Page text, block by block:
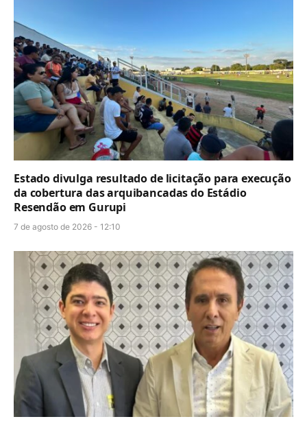
Estado divulga resultado de licitação para execução
da cobertura das arquibancadas do Estádio
Resendão em Gurupi
7 de agosto de 2026 - 12:10